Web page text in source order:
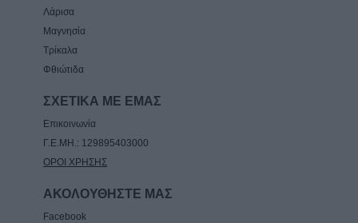
Λάρισα
Μαγνησία
Τρίκαλα
Φθιώτιδα
ΣΧΕΤΙΚΑ ΜΕ ΕΜΑΣ
Επικοινωνία
Γ.Ε.ΜΗ.: 129895403000
ΟΡΟΙ ΧΡΗΣΗΣ
ΑΚΟΛΟΥΘΗΣΤΕ ΜΑΣ
Facebook